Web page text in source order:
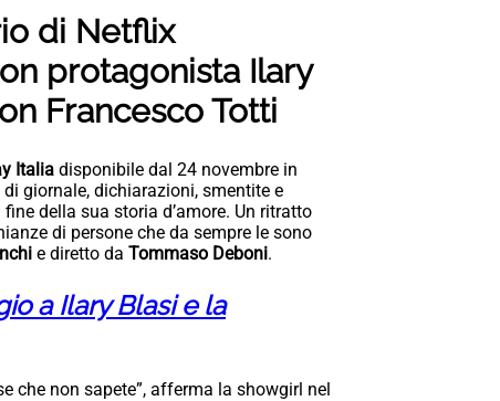
di Netflix
protagonista Ilary
Francesco Totti
Italia disponibile dal 24 novembre in
giornale, dichiarazioni, smentite e
della sua storia d’amore. Un ritratto
di persone che da sempre le sono
e diretto da Tommaso Deboni.
a Ilary Blasi e la
che non sapete”, afferma la showgirl nel